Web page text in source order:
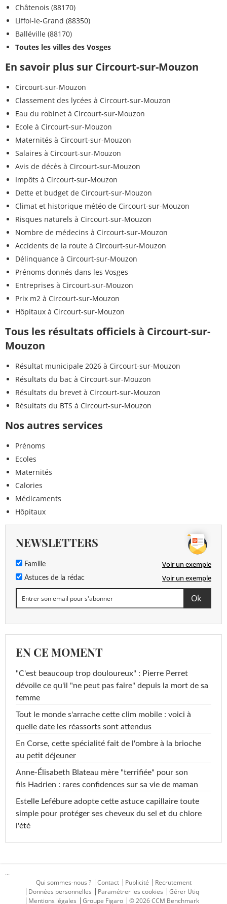
Châtenois (88170)
Liffol-le-Grand (88350)
Balléville (88170)
Toutes les villes des Vosges
En savoir plus sur Circourt-sur-Mouzon
Circourt-sur-Mouzon
Classement des lycées à Circourt-sur-Mouzon
Eau du robinet à Circourt-sur-Mouzon
Ecole à Circourt-sur-Mouzon
Maternités à Circourt-sur-Mouzon
Salaires à Circourt-sur-Mouzon
Avis de décès à Circourt-sur-Mouzon
Impôts à Circourt-sur-Mouzon
Dette et budget de Circourt-sur-Mouzon
Climat et historique météo de Circourt-sur-Mouzon
Risques naturels à Circourt-sur-Mouzon
Nombre de médecins à Circourt-sur-Mouzon
Accidents de la route à Circourt-sur-Mouzon
Délinquance à Circourt-sur-Mouzon
Prénoms donnés dans les Vosges
Entreprises à Circourt-sur-Mouzon
Prix m2 à Circourt-sur-Mouzon
Hôpitaux à Circourt-sur-Mouzon
Tous les résultats officiels à Circourt-sur-
Mouzon
Résultat municipale 2026 à Circourt-sur-Mouzon
Résultats du bac à Circourt-sur-Mouzon
Résultats du brevet à Circourt-sur-Mouzon
Résultats du BTS à Circourt-sur-Mouzon
Nos autres services
Prénoms
Ecoles
Maternités
Calories
Médicaments
Hôpitaux
NEWSLETTERS
Famille Voir un exemple
Astuces de la rédac Voir un exemple
EN CE MOMENT
"C'est beaucoup trop douloureux" : Pierre Perret
dévoile ce qu'il "ne peut pas faire" depuis la mort de sa
femme
Tout le monde s'arrache cette clim mobile : voici à
quelle date les réassorts sont attendus
En Corse, cette spécialité fait de l'ombre à la brioche
au petit déjeuner
Anne-Élisabeth Blateau mère "terrifiée" pour son
fils Hadrien : rares confidences sur sa vie de maman
Estelle Lefébure adopte cette astuce capillaire toute
simple pour protéger ses cheveux du sel et du chlore
l'été
...
Qui sommes-nous ?
Contact Publicité
Recrutement
Données personnelles
Paramétrer les cookies
Gérer Utiq
Mentions légales
Groupe Figaro © 2026 CCM Benchmark